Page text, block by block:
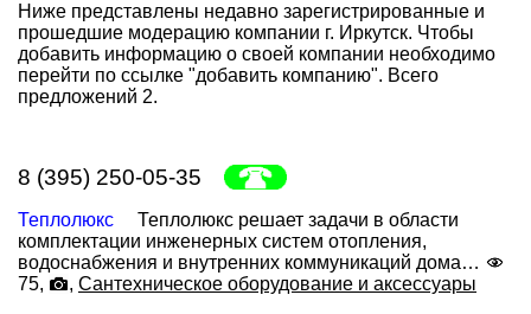
Ниже представлены недавно зарегистрированные и
прошедшие модерацию компании г. Иркутск. Чтобы
добавить информацию о своей компании необходимо
перейти по ссылке "добавить компанию". Всего
предложений 2.
8 (395) 250-05-35
Теплолюкс
Теплолюкс решает задачи в области
комплектации инженерных систем отопления,
водоснабжения и внутренних коммуникаций дома…
75,
, Сантехническое оборудование и аксессуары